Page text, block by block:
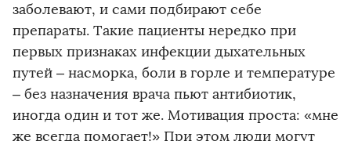
заболевают, и сами подбирают себе
препараты. Такие пациенты нередко при
первых признаках инфекции дыхательных
путей – насморка, боли в горле и температуре
– без назначения врача пьют антибиотик,
иногда один и тот же. Мотивация проста: «мне
же всегда помогает!» При этом люди могут